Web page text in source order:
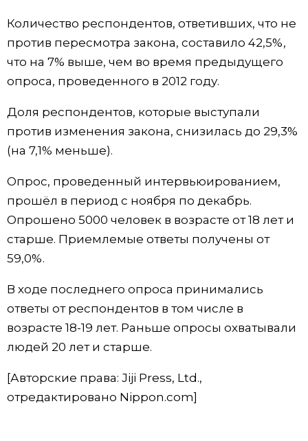
Политика
Экономика
Жизнь
Технологии
От редакции
Японский калейдоскоп
Семья
Количество респондентов, ответивших, что не
против пересмотра закона, составило 42,5%,
что на 7% выше, чем во время предыдущего
опроса, проведенного в 2012 году.
Доля респондентов, которые выступали
против изменения закона, снизилась до 29,3%
(на 7,1% меньше).
Опрос, проведенный интервьюированием,
прошёл в период с ноября по декабрь.
Опрошено 5000 человек в возрасте от 18 лет и
старше. Приемлемые ответы получены от
59,0%.
В ходе последнего опроса принимались
ответы от респондентов в том числе в
возрасте 18-19 лет. Раньше опросы охватывали
людей 20 лет и старше.
[Авторские права: Jiji Press, Ltd.,
отредактировано Nippon.com]